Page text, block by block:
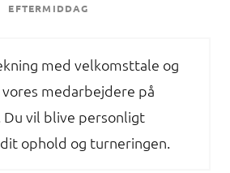
EFTERMIDDAG
med velkomsttale og
medarbejdere på
vil blive personligt
ophold og turneringen.